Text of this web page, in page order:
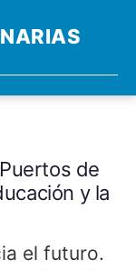
de
y la
el futuro.